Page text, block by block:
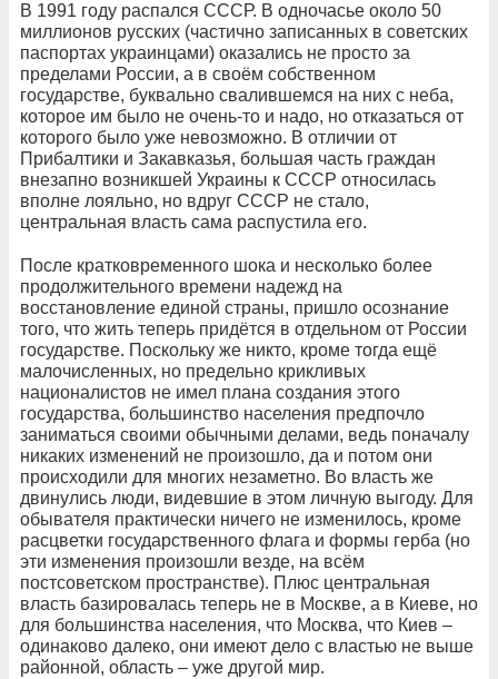
В 1991 году распался СССР. В одночасье около 50
миллионов русских (частично записанных в советских
паспортах украинцами) оказались не просто за
пределами России, а в своём собственном
государстве, буквально свалившемся на них с неба,
которое им было не очень-то и надо, но отказаться от
которого было уже невозможно. В отличии от
Прибалтики и Закавказья, большая часть граждан
внезапно возникшей Украины к СССР относилась
вполне лояльно, но вдруг СССР не стало,
центральная власть сама распустила его.
После кратковременного шока и несколько более
продолжительного времени надежд на
восстановление единой страны, пришло осознание
того, что жить теперь придётся в отдельном от России
государстве. Поскольку же никто, кроме тогда ещё
малочисленных, но предельно крикливых
националистов не имел плана создания этого
государства, большинство населения предпочло
заниматься своими обычными делами, ведь поначалу
никаких изменений не произошло, да и потом они
происходили для многих незаметно. Во власть же
двинулись люди, видевшие в этом личную выгоду. Для
обывателя практически ничего не изменилось, кроме
расцветки государственного флага и формы герба (но
эти изменения произошли везде, на всём
постсоветском пространстве). Плюс центральная
власть базировалась теперь не в Москве, а в Киеве, но
для большинства населения, что Москва, что Киев –
одинаково далеко, они имеют дело с властью не выше
районной, область – уже другой мир.